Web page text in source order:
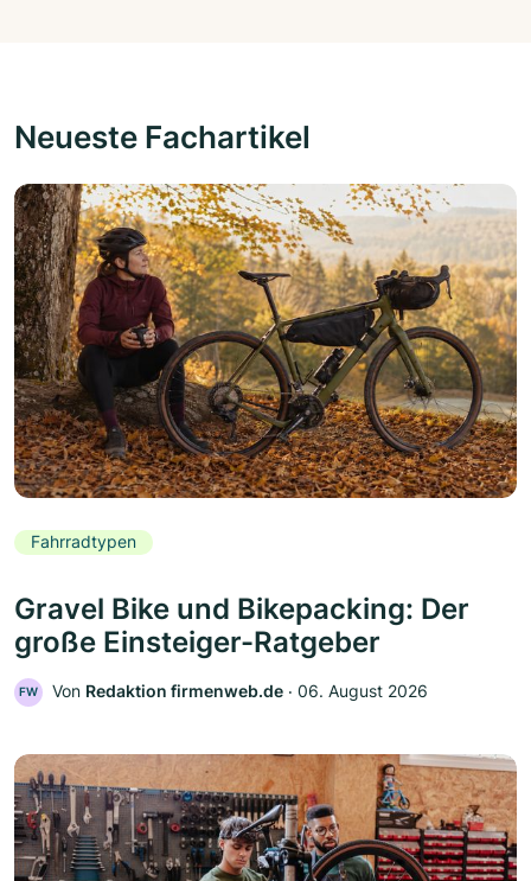
Neueste Fachartikel
Fahrradtypen
Gravel Bike und Bikepacking: Der
große Einsteiger-Ratgeber
FW Von Redaktion firmenweb.de ‧ 06. August 2026